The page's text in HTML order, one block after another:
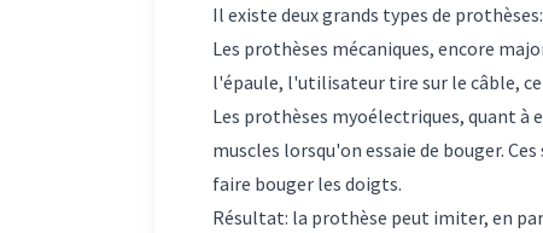
Il existe deux grands types de
Les prothèses mécaniques, encore
l'épaule, l'utilisateur tire sur le câble,
Les prothèses myoélectriques, quant à
muscles lorsqu'on essaie de bouger.
faire bouger les doigts.
Résultat: la prothèse peut imiter, en